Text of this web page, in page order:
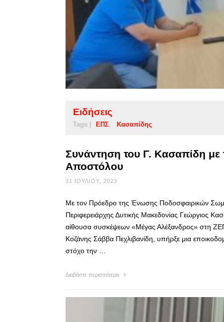
Ειδήσεις
Tags | ΕΠΣ Κασαπίδης
Συνάντηση του Γ. Κασαπίδη
Αποστόλου
31 ΙΟΥΛΊΟΥ, 2023
Με τον Πρόεδρο της Ένωσης Ποδοσφαιρικών
Περιφερειάρχης Δυτικής Μακεδονίας Γεώργιος
αίθουσα συσκέψεων «Μέγας Αλέξανδρος» στη
Κοζάνης Σάββα Πεχλιβανίδη, υπήρξε μια
στόχο την …
Διαβάστε περισσότερα